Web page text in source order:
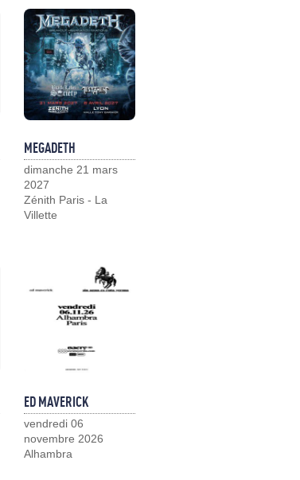
MEGADETH
dimanche 21 mars
2027
Zénith Paris - La
Villette
ED MAVERICK
vendredi 06
novembre 2026
Alhambra